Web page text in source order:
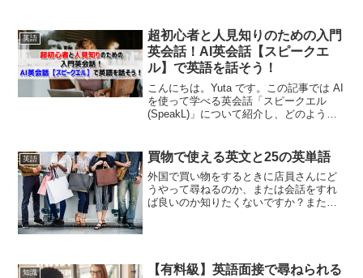
にぜひ参考にしてくださいね‼️【英単語】
a...
英語
超初心者と人見知りのための入門
英会話！AI英会話【スピークエ
ル】で英語を話そう！
こんにちは。Yuta です。この記事では AI
を使って学べる英会話「スピークエル
(SpeakL)」について紹介し、どのような
学ぶ必要があるのか、普通に英...
英語 買物で使える英文と25の英単語
外国で買い物をするときに店員さんにど
うやって尋ねるのか、または会話をすれ
ば良いのか知りたくないですか？また実
知識
【有料級】英語面接で尋ねられる